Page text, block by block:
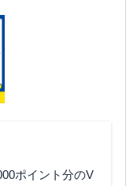
ポイント分のV